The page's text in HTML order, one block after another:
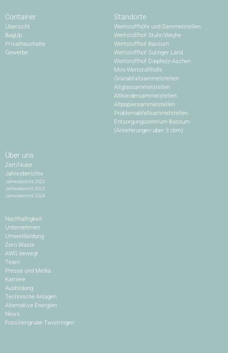
Container
Übersicht
BagUp
Privathaushalte
Gewerbe
Standorte
Wertstoffhöfe und Sammelstellen
Wertstoffhof Stuhr/Weyhe
Wertstoffhof Bassum
Wertstoffhof Sulinger Land
Wertstoffhof Diepholz-Aschen
Mini-Wertstoffhöfe
Grünabfallsammelstellen
Altglassammelstellen
Altkleidersammelstellen
Altpapiersammelstellen
Problemabfallsammelstellen
Entsorgungszentrum Bassum
(Anlieferungen über 3 cbm)
Über uns
Zertifikate
Jahresberichte
Jahresbericht 2022
Jahresbericht 2023
Jahresbericht 2024
Nachhaltigkeit
Unternehmen
Umweltbildung
Zero Waste
AWG bewegt
Team
Presse und Media
Karriere
Ausbildung
Technische Anlagen
Alternative Energien
News
Fossiliengrube Twistringen